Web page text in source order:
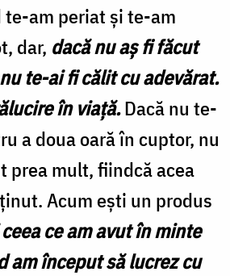
am periat și te-am
dar, dacă nu aș fi făcut
te-ai fi călit cu adevărat.
în viață.Dacă nu te-
a doua oară în cuptor, nu
prea mult, fiindcă acea
Acum ești un produs
ce am avut în minte
am început să lucrez cu